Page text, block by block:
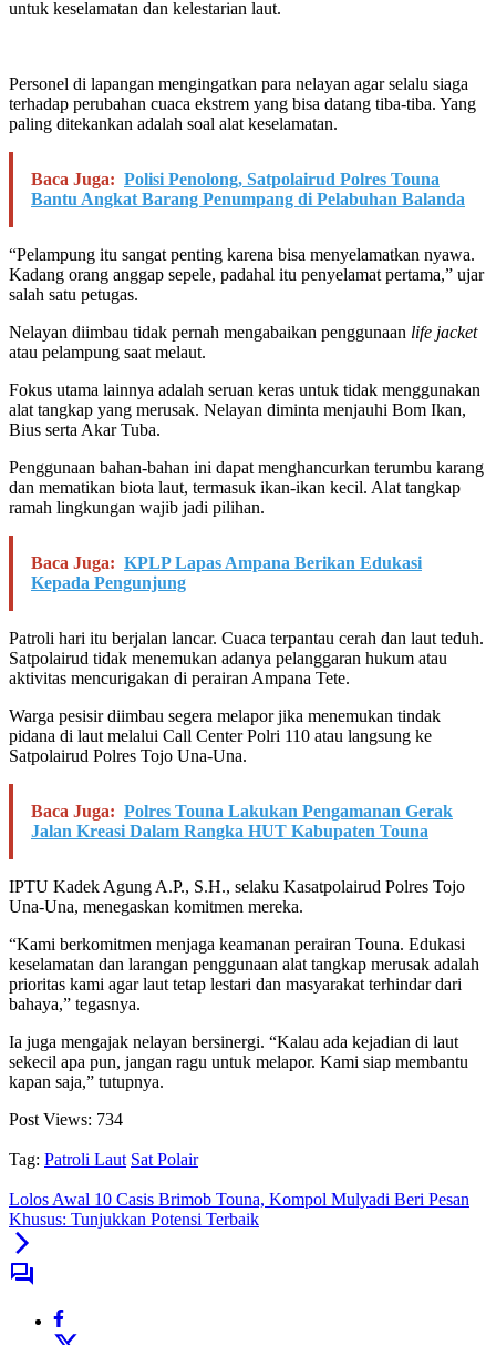
untuk keselamatan dan kelestarian laut.
Personel di lapangan mengingatkan para nelayan agar selalu siaga
terhadap perubahan cuaca ekstrem yang bisa datang tiba-tiba. Yang
paling ditekankan adalah soal alat keselamatan.
Baca Juga: Polisi Penolong, Satpolairud Polres Touna
Bantu Angkat Barang Penumpang di Pelabuhan Balanda
“Pelampung itu sangat penting karena bisa menyelamatkan nyawa.
Kadang orang anggap sepele, padahal itu penyelamat pertama,” ujar
salah satu petugas.
Nelayan diimbau tidak pernah mengabaikan penggunaan life jacket
atau pelampung saat melaut.
Fokus utama lainnya adalah seruan keras untuk tidak menggunakan
alat tangkap yang merusak. Nelayan diminta menjauhi Bom Ikan,
Bius serta Akar Tuba.
Penggunaan bahan-bahan ini dapat menghancurkan terumbu karang
dan mematikan biota laut, termasuk ikan-ikan kecil. Alat tangkap
ramah lingkungan wajib jadi pilihan.
Baca Juga: KPLP Lapas Ampana Berikan Edukasi
Kepada Pengunjung
Patroli hari itu berjalan lancar. Cuaca terpantau cerah dan laut teduh.
Satpolairud tidak menemukan adanya pelanggaran hukum atau
aktivitas mencurigakan di perairan Ampana Tete.
Warga pesisir diimbau segera melapor jika menemukan tindak
pidana di laut melalui Call Center Polri 110 atau langsung ke
Satpolairud Polres Tojo Una-Una.
Baca Juga: Polres Touna Lakukan Pengamanan Gerak
Jalan Kreasi Dalam Rangka HUT Kabupaten Touna
IPTU Kadek Agung A.P., S.H., selaku Kasatpolairud Polres Tojo
Una-Una, menegaskan komitmen mereka.
“Kami berkomitmen menjaga keamanan perairan Touna. Edukasi
keselamatan dan larangan penggunaan alat tangkap merusak adalah
prioritas kami agar laut tetap lestari dan masyarakat terhindar dari
bahaya,” tegasnya.
Ia juga mengajak nelayan bersinergi. “Kalau ada kejadian di laut
sekecil apa pun, jangan ragu untuk melapor. Kami siap membantu
kapan saja,” tutupnya.
Post Views: 734
Tag: Patroli Laut Sat Polair
Lolos Awal 10 Casis Brimob Touna, Kompol Mulyadi Beri Pesan
Khusus: Tunjukkan Potensi Terbaik